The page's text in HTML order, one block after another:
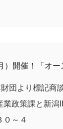
）開催！「オ
団より標記商
業政策課と新
０～４